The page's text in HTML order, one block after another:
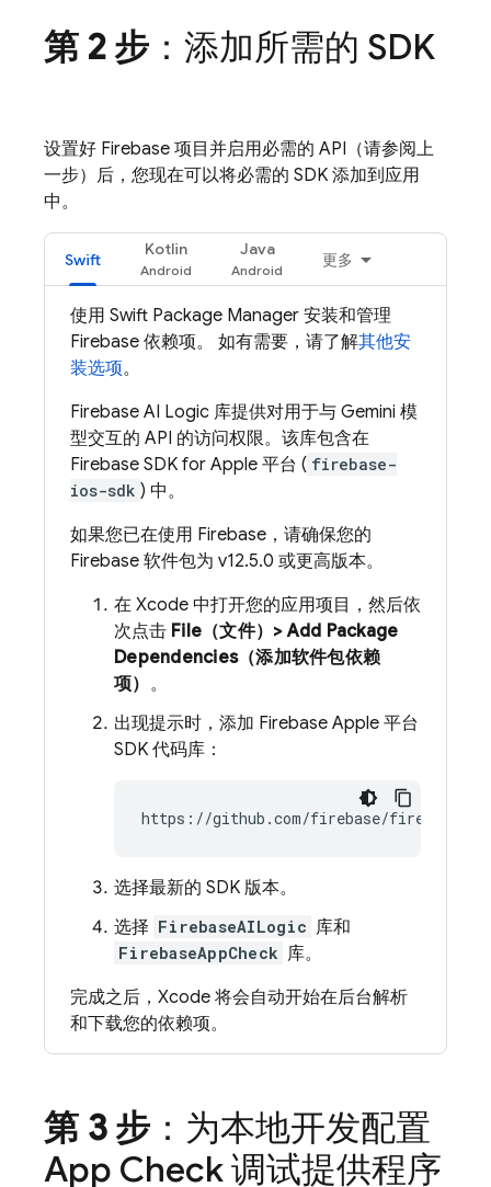
第 2 步 ：添加所需的 SDK
设置好 Firebase 项目并启用必需的 API（请参阅上
一步）后，您现在可以将必需的 SDK 添加到应用
中。
Swift
Kotlin Java
更多
使用 Swift Package Manager 安装和管理
Firebase 依赖项。 如有需要，请了解其他安
装选项。
Firebase AI Logic 库提供对用于与 Gemini 模
型交互的 API 的访问权限。该库包含在
Firebase SDK for Apple 平台 ( firebase-
ios-sdk ) 中。
如果您已在使用 Firebase，请确保您的
Firebase 软件包为 v12.5.0 或更高版本。
在 Xcode 中打开您的应用项目，然后依
次点击 File（文件）> Add Package
Dependencies（添加软件包依赖
项） 。
出现提示时，添加 Firebase Apple 平台
SDK 代码库：
选择最新的 SDK 版本。
选择 FirebaseAILogic 库和
FirebaseAppCheck 库。
完成之后，Xcode 将会自动开始在后台解析
和下载您的依赖项。
第 3 步 ：为本地开发配置
App Check调试提供程序